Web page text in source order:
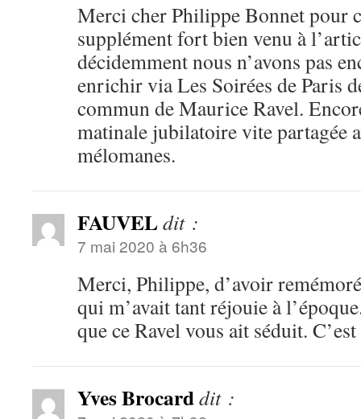
Merci cher Philippe Bonnet pour
supplément fort bien venu à
décidemment nous n’avons pas
enrichir via Les Soirées de Paris
commun de Maurice Ravel.
matinale jubilatoire vite partagée
mélomanes.
FAUVELdit :
7 mai 2020 à 6h36
Merci, Philippe, d’avoir
qui m’avait tant réjouie à
que ce Ravel vous ait séduit.
Yves Brocarddit :